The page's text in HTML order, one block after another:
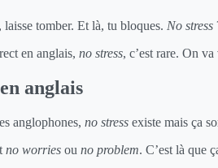
tomber. Et là, tu bloques. No stress
en anglais, no stress, c’est rare. On
anglais
anglophones, no stress existe mais ça
no worries ou no problem. C’est là que